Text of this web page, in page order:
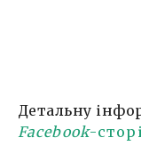
Детальну
Facebook-